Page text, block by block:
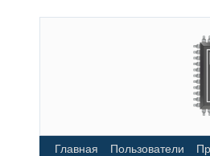
Главная Пользователи